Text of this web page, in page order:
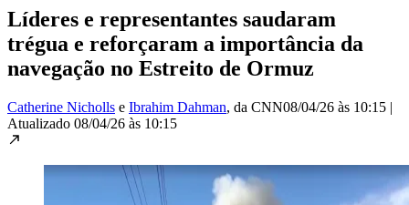
Líderes e representantes saudaram
trégua e reforçaram a importância da
navegação no Estreito de Ormuz
Catherine Nicholls e Ibrahim Dahman, da CNN08/04/26 às 10:15 |
Atualizado 08/04/26 às 10:15